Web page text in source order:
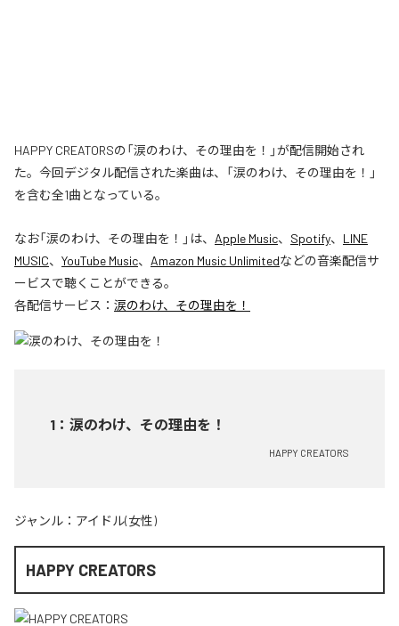
HAPPY CREATORSの「涙のわけ、その理由を！」が配信開始され
た。今回デジタル配信された楽曲は、「涙のわけ、その理由を！」
を含む全1曲となっている。
なお「涙のわけ、その理由を！ 」は、 Apple Music、 Spotify、 LINE
MUSIC、 YouTube Music、 Amazon Music Unlimitedなどの音楽配信サ
ービスで聴くことができる。
各配信サービス： 涙のわけ、その理由を！
1 ： 涙のわけ、その理由を！
HAPPY CREATORS
ジャンル： アイドル(女性)
HAPPY CREATORS